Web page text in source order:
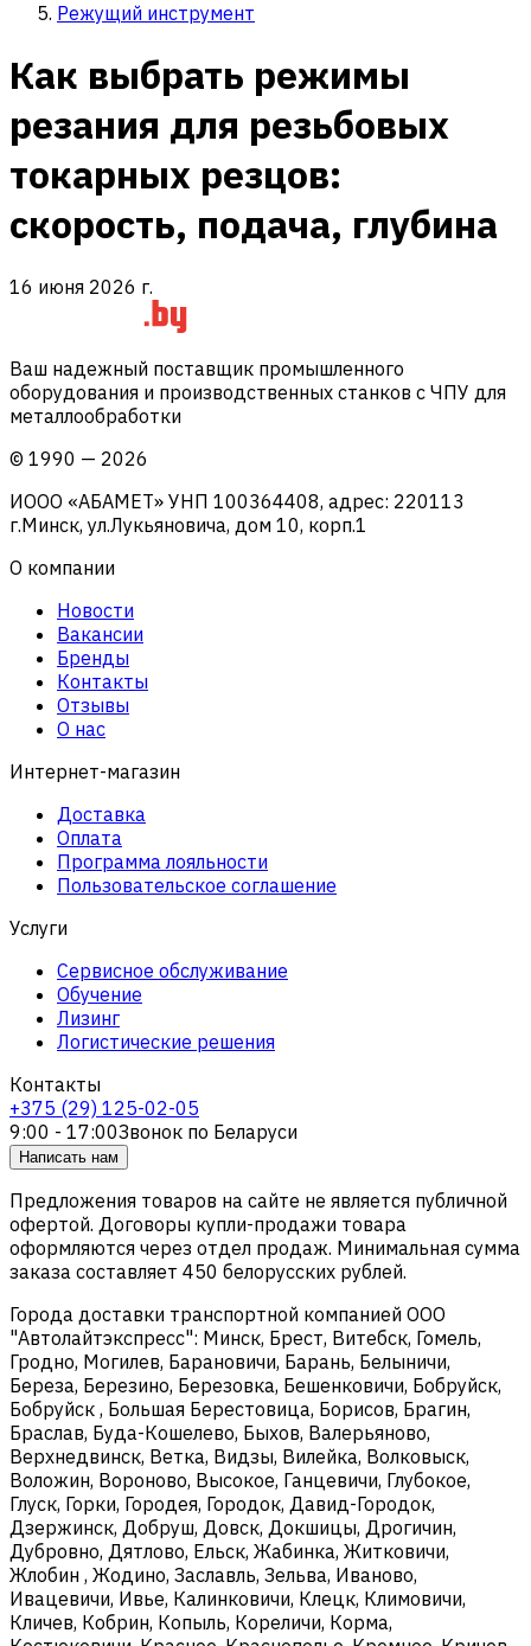
Режущий инструмент
Как выбрать режимы
резания для резьбовых
токарных резцов:
скорость, подача, глубина
16 июня 2026 г.
Ваш надежный поставщик промышленного
оборудования и производственных станков с ЧПУ для
металлообработки
© 1990 — 2026
ИООО «АБАМЕТ» УНП 100364408, адрес: 220113
г.Минск, ул.Лукьяновича, дом 10, корп.1
О компании
Новости
Вакансии
Бренды
Контакты
Отзывы
О нас
Интернет-магазин
Доставка
Оплата
Программа лояльности
Пользовательское соглашение
Услуги
Сервисное обслуживание
Обучение
Лизинг
Логистические решения
Контакты
+375 (29) 125-02-05
9:00 - 17:00Звонок по Беларуси
Написать нам
Предложения товаров на сайте не является публичной
офертой. Договоры купли-продажи товара
оформляются через отдел продаж. Минимальная сумма
заказа составляет 450 белорусских рублей.
Города доставки транспортной компанией ООО
"Автолайтэкспресс": Минск, Брест, Витебск, Гомель,
Гродно, Могилев, Барановичи, Барань, Белыничи,
Береза, Березино, Березовка, Бешенковичи, Бобруйск,
Бобруйск , Большая Берестовица, Борисов, Брагин,
Браслав, Буда-Кошелево, Быхов, Валерьяново,
Верхнедвинск, Ветка, Видзы, Вилейка, Волковыск,
Воложин, Вороново, Высокое, Ганцевичи, Глубокое,
Глуск, Горки, Городея, Городок, Давид-Городок,
Дзержинск, Добруш, Довск, Докшицы, Дрогичин,
Дубровно, Дятлово, Ельск, Жабинка, Житковичи,
Жлобин , Жодино, Заславль, Зельва, Иваново,
Ивацевичи, Ивье, Калинковичи, Клецк, Климовичи,
Кличев, Кобрин, Копыль, Кореличи, Корма,